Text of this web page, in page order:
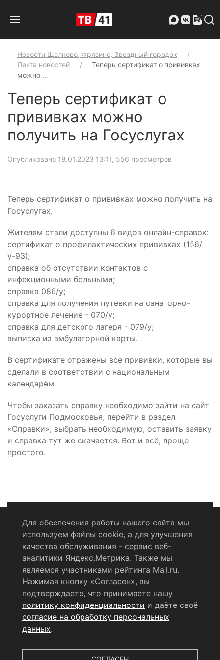
Новости Щелково, Фрязино, Звездный городок
Лента новостей
Теперь сертификат о прививках
можно …
Теперь сертификат о
прививках можно
получить на Госуслугах
Опубликовано 18.01.2023 13:11, 556 просмотров
Теперь сертификат о прививках можно получить на
Госуслугах.
Жителям стали доступны 6 видов онлайн-справок:
сертификат о профилактических прививках (156/
у-93);
справка об отсутствии контактов с
инфекционными больными;
справка 086/у;
справка для получения путевки на санаторно-
курортное лечение - 070/у;
справка для детского лагеря - 079/у;
выписка из амбулаторной карты.
В сертификате отражены все прививки, которые вы
сделали в соответствии с национальным
календарём.
Чтобы заказать справку необходимо зайти на сайт
Госуслуги Подмосковья, перейти в раздел
«Справки», выбрать необходимую, оставить заявку
и справка тут же скачается. Вот и всё, проще
простого.
Политика конфиденциальности
Согласие на обработку персональных данных
RSS-лента
© 2004 - 2026 Сетевое издание Щёлковское ТВ.
Свидетельство о регистрации СМИ
ЭЛ № ФС 77 - 79754 от 07.12.2020 г.
технологий и массовых коммуникаций (РОСКОМНАДЗОР).
Для обеспечения работы нашего сайта мы
используем файлы cookie, а для улучшения
качества обслуживания - сервис веб-
аналитики Яндекс.Метрика. Также мы
являемся участниками рейтинга Mail.ru.
Нажимая кнопку «Согласен», вы
подтверждаете, что принимаете нашу
политику конфиденциальности и даёте своё
согласие на обработку персональных
данных.